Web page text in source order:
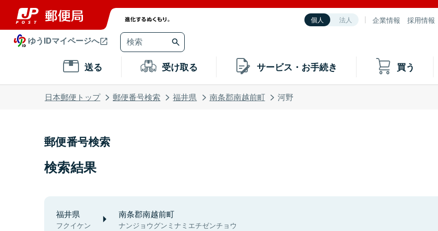
個人 法人 企業情報 採用情報
ゆうIDマイページへ
送る 受け取る サービス・お手続き 買う
日本郵便トップ 郵便番号検索 福井県 南条郡南越前町 河野
郵便番号検索
検索結果
福井県
フクイケン
南条郡南越前町
ナンジョウグンミナミエチゼンチョウ